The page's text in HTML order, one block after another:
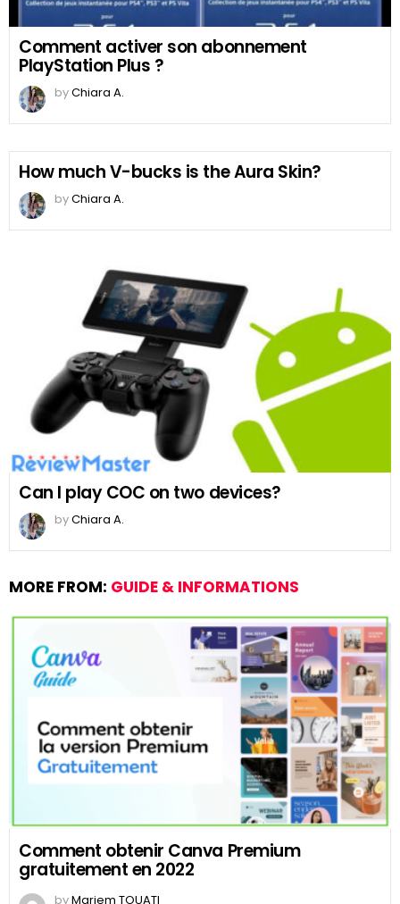
Comment activer son abonnement
PlayStation Plus ?
byChiara A.
How much V-bucks is the Aura Skin?
byChiara A.
Can I play COC on two devices?
byChiara A.
MORE FROM: GUIDE & INFORMATIONS
Comment obtenir Canva Premium
gratuitement en 2022
byMariem TOUATI